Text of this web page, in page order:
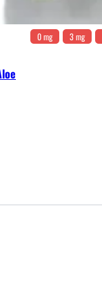
0 mg 3 mg